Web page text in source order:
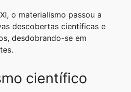
o materialismo passou a
descobertas científicas e
desdobrando-se em
científico